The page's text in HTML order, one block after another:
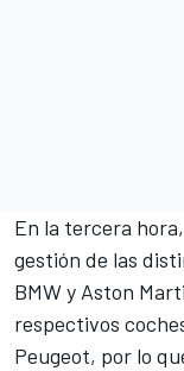
En la tercera
gestión de las
BMW y Aston
respectivos
Peugeot, por lo